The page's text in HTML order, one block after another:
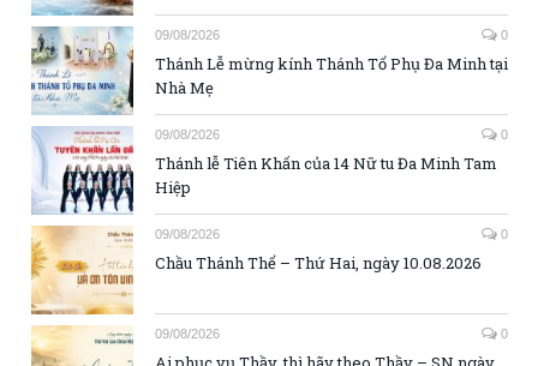
09/08/2026 0
Thánh Lễ mừng kính Thánh Tổ Phụ Đa Minh tại
Nhà Mẹ
09/08/2026 0
Thánh lễ Tiên Khấn của 14 Nữ tu Đa Minh Tam
Hiệp
09/08/2026 0
Chầu Thánh Thể – Thứ Hai, ngày 10.08.2026
09/08/2026 0